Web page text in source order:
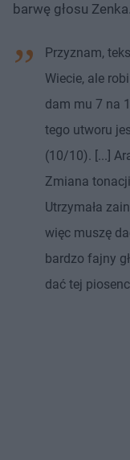
barwę głosu Zenka.
Przyznam,
Wiecie, ale
dam mu 7 na
tego utworu
(10/10). [...]
Zmiana
Utrzymała
więc muszę
bardzo fajny
dać tej